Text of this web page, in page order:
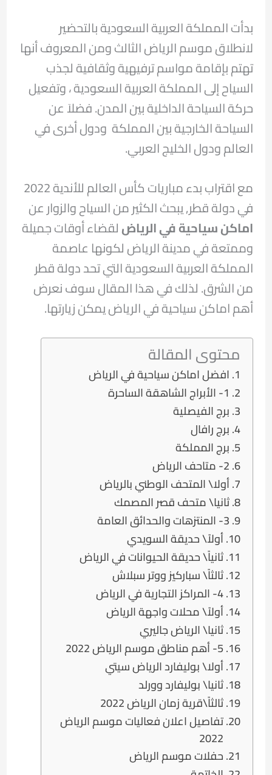
بدأت المملكة العربية السعودية بالتحضير
لانطلاق موسم الرياض الثالث ومن المعروف أنها
تهتم بإقامة مواسم ترفيهية وثقافية لجذب
السياح إلى المملكة العربية السعودية ، وتفعيل
حركة السياحة الداخلية بين المدن. فضلاَ عن
السياحة الخارجية بين المملكة ودول أخرى في
العالم ودول الخليج العربي.
مع اقتراب بدء مباريات كأس العالم للأندية 2022
في دولة قطر, يبحث الكثير من السياح والزوار عن
اماكن سياحية في الرياضلقضاء أوقات جميلة
وممتعة في مدينة الرياض لكونها عاصمة
المملكة العربية السعودية التي تحد دولة قطر
من الشرق. لذلك في هذا المقال سوف نعرض
أهم اماكن سياحية في الرياض يمكن زيارتها.
محتوى المقالة
افضل اماكن سياحية في الرياض
1- الأبراج الشاهقة الساحرة
برج الفيصلية
برج رافال
برج المملكة
2- متاحف الرياض
أولا\ المتحف الوطني بالرياض
ثانيا\ متحف قصر المصمك
3- المنتزهات والحدائق العامة
أولاً\ حديقة السويدي
ثانياً\ حديقة الحيوانات في الرياض
ثالثاً\ سباركيز ووتر سبلاش
4- المراكز التجارية في الرياض
أولاً\ محلات واجهة الرياض
ثانيا\ الرياض جاليري
5- أهم مناطق موسم الرياض 2022
أولا\ بوليفارد الرياض سيتي
ثانيا\ بوليفارد وورلد
ثالثاً\قرية زمان الرياض 2022
تفاصيل اعلان فعاليات موسم الرياض
2022
حفلات موسم الرياض